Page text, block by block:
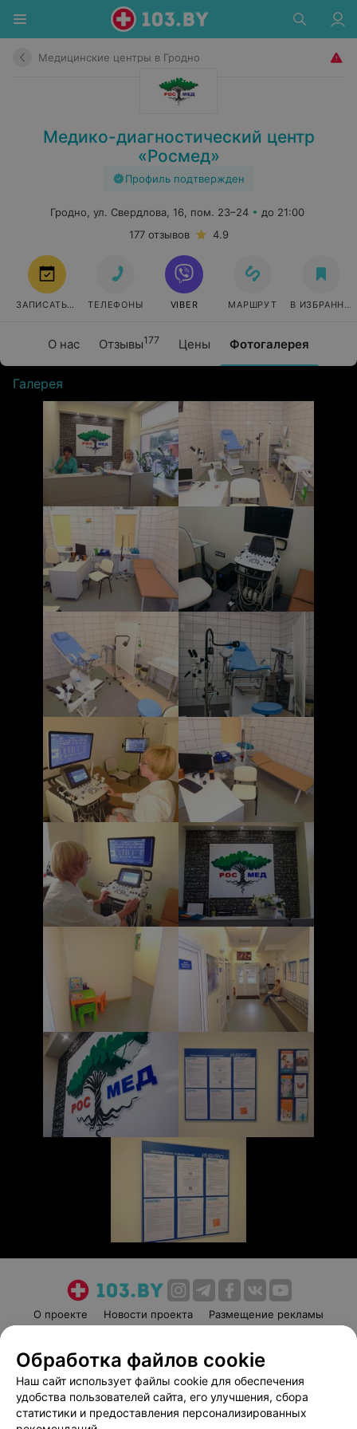
Медицинские центры в Гродно
Медико-диагностический центр
«Росмед»
Профиль подтвержден
О нас Отзывы177 Цены Фотогалерея
Гродно, ул. Свердлова, 16, пом. 23–24
до 21:00
177 отзывов
4.9
ЗАПИСАТЬСЯ ТЕЛЕФОНЫ VIBER МАРШРУТ В ИЗБРАННОЕ
Галерея
О проекте Новости проекта
Размещение рекламы
Пользовательское соглашение
Способы оплаты
Вакансии
Партнеры
Написать руководителю 103.by
Обработка файлов cookie
Наш сайт использует файлы cookie для обеспечения
удобства пользователей сайта, его улучшения, сбора
статистики и предоставления персонализированных